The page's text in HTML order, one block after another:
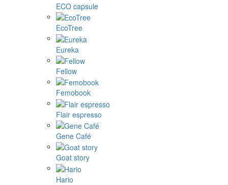
ECO capsule
EcoTree
Eureka
Fellow
Femobook
Flair espresso
Gene Café
Goat story
Hario